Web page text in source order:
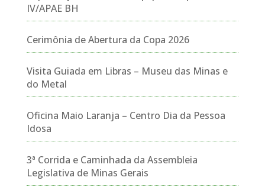
IV/APAE BH
Cerimônia de Abertura da Copa 2026
Visita Guiada em Libras – Museu das Minas e
do Metal
Oficina Maio Laranja – Centro Dia da Pessoa
Idosa
3ª Corrida e Caminhada da Assembleia
Legislativa de Minas Gerais